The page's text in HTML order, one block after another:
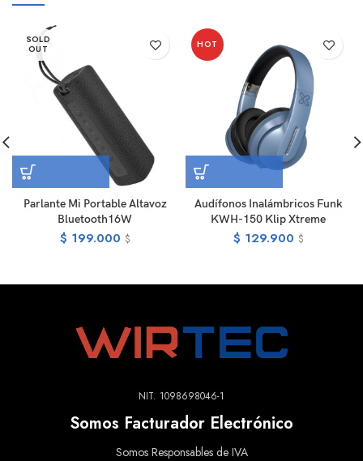
SOLD
OUT
Parlante Mi Portable Altavoz
Bluetooth16W
$ 199.000 $
HOT
Audífonos Inalámbricos Funk
KWH-150 Klip Xtreme
$ 129.900 $
NIT. 1098698046-1
Somos Facturador Electrónico
Somos Responsables de IVA